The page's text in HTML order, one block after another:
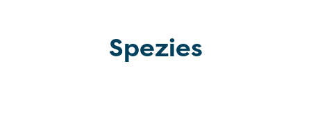
Spezies